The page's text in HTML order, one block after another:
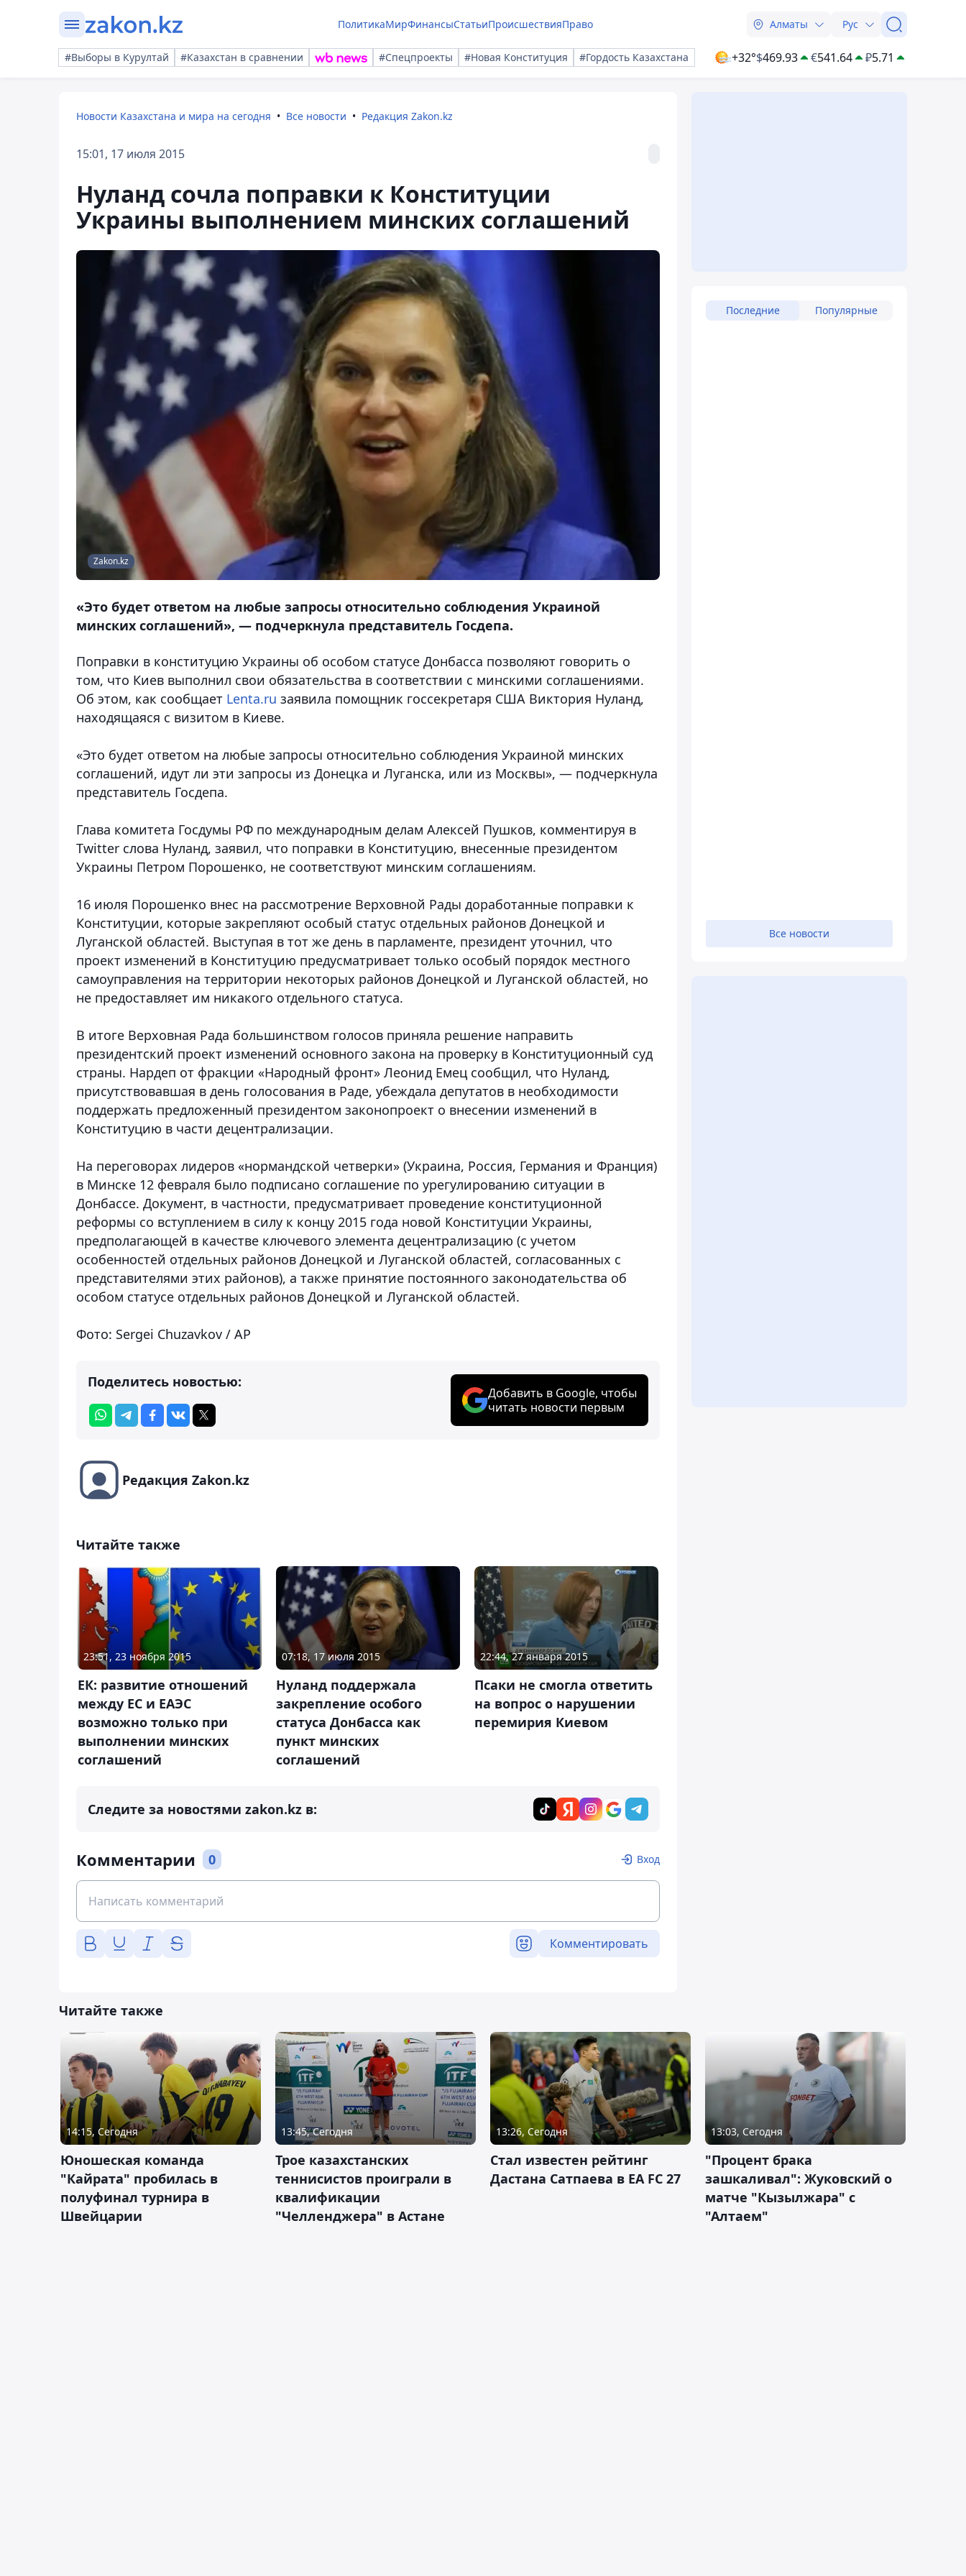
ПолитикаМирФинансыСтатьиПроисшествияПраво Алматы Рус
#Выборы в Курултай #Казахстан в сравнении #Спецпроекты #Новая Конституция #Гордость Казахстана +32°$469.93 €541.64 ₽5.71
Новости Казахстана и мира на сегодня Все новости Редакция Zakon.kz
15:01, 17 июля 2015
Нуланд сочла поправки к Конституции
Украины выполнением минских соглашений
Zakon.kz
«Это будет ответом на любые запросы относительно соблюдения Украиной
минских соглашений», — подчеркнула представитель Госдепа.
Поправки в конституцию Украины об особом статусе Донбасса позволяют говорить о
том, что Киев выполнил свои обязательства в соответствии с минскими соглашениями.
Об этом, как сообщает Lenta.ru заявила помощник госсекретаря США Виктория Нуланд,
находящаяся с визитом в Киеве.
«Это будет ответом на любые запросы относительно соблюдения Украиной минских
соглашений, идут ли эти запросы из Донецка и Луганска, или из Москвы», — подчеркнула
представитель Госдепа.
Глава комитета Госдумы РФ по международным делам Алексей Пушков, комментируя в
Twitter слова Нуланд, заявил, что поправки в Конституцию, внесенные президентом
Украины Петром Порошенко, не соответствуют минским соглашениям.
16 июля Порошенко внес на рассмотрение Верховной Рады доработанные поправки к
Конституции, которые закрепляют особый статус отдельных районов Донецкой и
Луганской областей. Выступая в тот же день в парламенте, президент уточнил, что
проект изменений в Конституцию предусматривает только особый порядок местного
самоуправления на территории некоторых районов Донецкой и Луганской областей, но
не предоставляет им никакого отдельного статуса.
В итоге Верховная Рада большинством голосов приняла решение направить
президентский проект изменений основного закона на проверку в Конституционный суд
страны. Нардеп от фракции «Народный фронт» Леонид Емец сообщил, что Нуланд,
присутствовавшая в день голосования в Раде, убеждала депутатов в необходимости
поддержать предложенный президентом законопроект о внесении изменений в
Конституцию в части децентрализации.
На переговорах лидеров «нормандской четверки» (Украина, Россия, Германия и Франция)
в Минске 12 февраля было подписано соглашение по урегулированию ситуации в
Донбассе. Документ, в частности, предусматривает проведение конституционной
реформы со вступлением в силу к концу 2015 года новой Конституции Украины,
предполагающей в качестве ключевого элемента децентрализацию (с учетом
особенностей отдельных районов Донецкой и Луганской областей, согласованных с
представителями этих районов), а также принятие постоянного законодательства об
особом статусе отдельных районов Донецкой и Луганской областей.
Фото: Sergei Chuzavkov / AP
Поделитесь новостью:
Добавить в Google, чтобы
читать новости первым
Редакция Zakon.kz
Читайте также
23:51, 23 ноября 2015
ЕК: развитие отношений
между ЕС и ЕАЭС
возможно только при
выполнении минских
соглашений
07:18, 17 июля 2015
Нуланд поддержала
закрепление особого
статуса Донбасса как
пункт минских
соглашений
22:44, 27 января 2015
Псаки не смогла ответить
на вопрос о нарушении
перемирия Киевом
Следите за новостями zakon.kz в:
Комментарии 0 Вход
Комментировать
Последние Популярные
Все новости
Читайте также
14:15, Сегодня
Юношеская команда
"Кайрата" пробилась в
полуфинал турнира в
Швейцарии
13:45, Сегодня
Трое казахстанских
теннисистов проиграли в
квалификации
"Челленджера" в Астане
13:26, Сегодня
Стал известен рейтинг
Дастана Сатпаева в EA FC 27
13:03, Сегодня
"Процент брака
зашкаливал": Жуковский о
матче "Кызылжара" с
"Алтаем"